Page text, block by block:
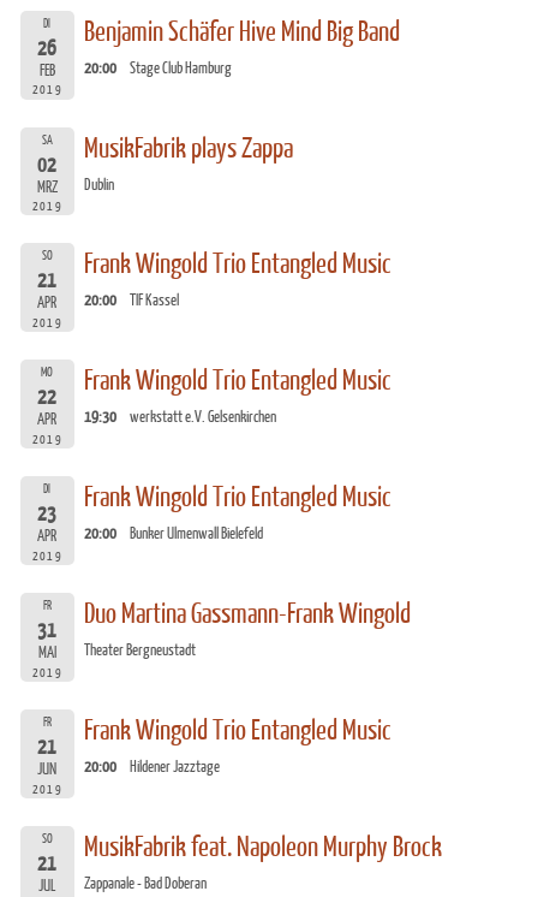
DI
26
FEB
2019
Benjamin Schäfer Hive Mind Big Band
20:00 Stage Club Hamburg
SA
02
MRZ
2019
MusikFabrik plays Zappa
Dublin
SO
21
APR
2019
Frank Wingold Trio Entangled Music
20:00 TIF Kassel
MO
22
APR
2019
Frank Wingold Trio Entangled Music
19:30 werkstatt e.V. Gelsenkirchen
DI
23
APR
2019
Frank Wingold Trio Entangled Music
20:00 Bunker Ulmenwall Bielefeld
FR
31
MAI
2019
Duo Martina Gassmann-Frank Wingold
Theater Bergneustadt
FR
21
JUN
2019
Frank Wingold Trio Entangled Music
20:00 Hildener Jazztage
SO
21
JUL
MusikFabrik feat. Napoleon Murphy Brock
Zappanale - Bad Doberan